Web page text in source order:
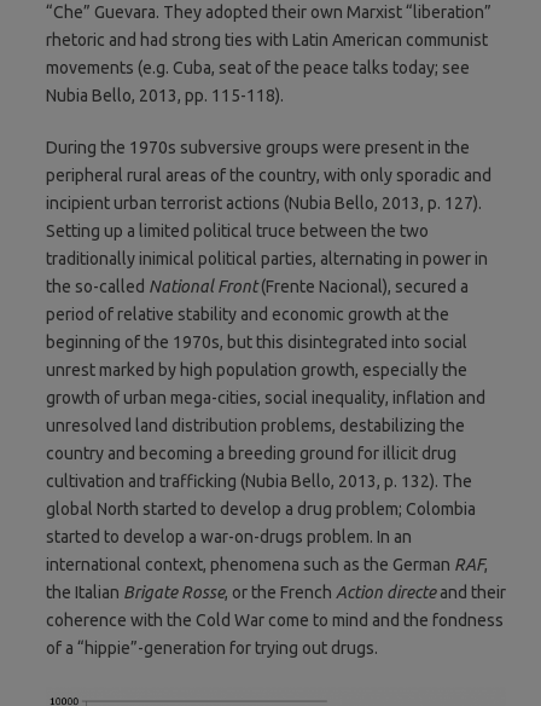
“Che” Guevara. They adopted their own Marxist “liberation”
rhetoric and had strong ties with Latin American communist
movements (e.g. Cuba, seat of the peace talks today; see
Nubia Bello, 2013, pp. 115-118).
During the 1970s subversive groups were present in the
peripheral rural areas of the country, with only sporadic and
incipient urban terrorist actions (Nubia Bello, 2013, p. 127).
Setting up a limited political truce between the two
traditionally inimical political parties, alternating in power in
the so-called National Front(Frente Nacional), secured a
period of relative stability and economic growth at the
beginning of the 1970s, but this disintegrated into social
unrest marked by high population growth, especially the
growth of urban mega-cities, social inequality, inflation and
unresolved land distribution problems, destabilizing the
country and becoming a breeding ground for illicit drug
cultivation and trafficking (Nubia Bello, 2013, p. 132). The
global North started to develop a drug problem; Colombia
started to develop a war-on-drugs problem. In an
international context, phenomena such as the German RAF,
the Italian Brigate Rosse, or the French Action directeand their
coherence with the Cold War come to mind and the fondness
of a “hippie”-generation for trying out drugs.